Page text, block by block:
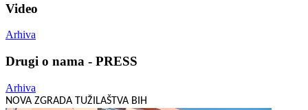
Video
Arhiva
Drugi o nama - PRESS
Arhiva
NOVA ZGRADA TUŽILAŠTVA BIH